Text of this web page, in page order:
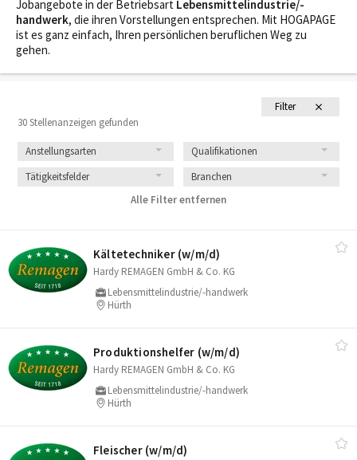
Filter
30 Stellenanzeigen gefunden
Anstellungsarten
Qualifikationen
Tätigkeitsfelder
Branchen
Alle Filter entfernen
Kältetechniker (w/​m/​d)
Hardy REMAGEN GmbH & Co. KG
Lebensmittelindustrie/-handwerk
Hürth
Produktionshelfer (w/​m/​d)
Hardy REMAGEN GmbH & Co. KG
Lebensmittelindustrie/-handwerk
Hürth
Fleischer (w/​m/​d)
Jobangebote in der Betriebsart Lebensmittelindustrie/-
handwerk, die ihren Vorstellungen entsprechen. Mit HOGAPAGE
ist es ganz einfach, Ihren persönlichen beruflichen Weg zu
gehen.